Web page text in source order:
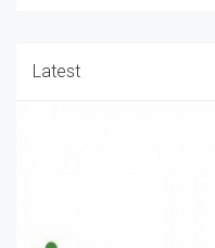
Latest